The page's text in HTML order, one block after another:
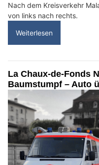
Nach dem Kreisverkehr
von links nach rechts.
Weiterlesen
La Chaux-de-Fonds
Baumstumpf – Auto